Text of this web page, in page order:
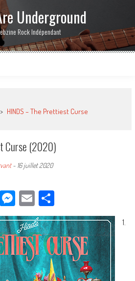
Underground
Rock Indépendant
> HINDS – The Prettiest Curse
Curse (2020)
- 16 juillet 2020
Messenger
EmailPartager
1.